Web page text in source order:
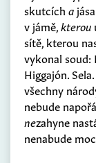
skutcích a
v jámě,kterou
sítě, kterou
vykonal soud:
Higgajón. Sela.
všechny
nebude
nezahyne
nenabude